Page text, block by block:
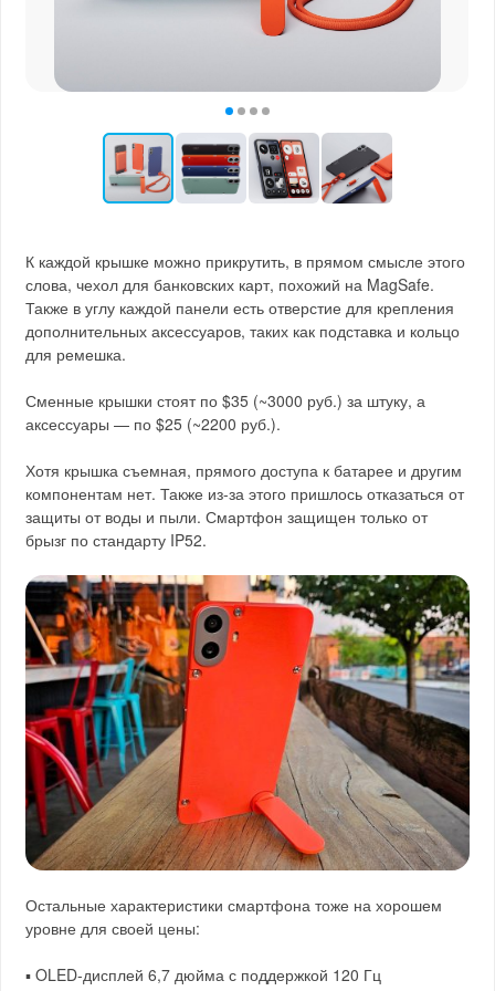
К каждой крышке можно прикрутить, в прямом смысле этого
слова, чехол для банковских карт, похожий на MagSafe.
Также в углу каждой панели есть отверстие для крепления
дополнительных аксессуаров, таких как подставка и кольцо
для ремешка.
Сменные крышки стоят по $35 (~3000 руб.) за штуку, а
аксессуары — по $25 (~2200 руб.).
Хотя крышка съемная, прямого доступа к батарее и другим
компонентам нет. Также из-за этого пришлось отказаться от
защиты от воды и пыли. Смартфон защищен только от
брызг по стандарту IP52.
Остальные характеристики смартфона тоже на хорошем
уровне для своей цены:
▪️ OLED-дисплей 6,7 дюйма с поддержкой 120 Гц